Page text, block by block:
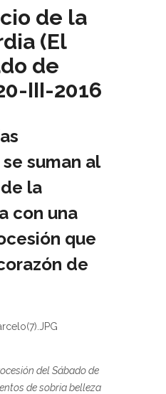
de la
(El
de
III-2016
suman al
la
con una
que
de
del Sábado de
de sobria belleza